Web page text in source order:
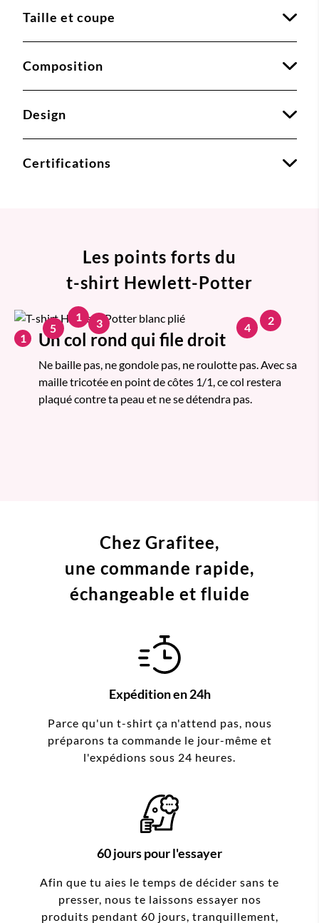
Taille et coupe
Composition
Design
Certifications
Les points forts du
t-shirt Hewlett-Potter
1 Un col rond qui file droit
Ne baille pas, ne gondole pas, ne roulotte pas. Avec sa
maille tricotée en point de côtes 1/1, ce col restera
plaqué contre ta peau et ne se détendra pas.
1 2
3 4
5
Chez Grafitee,
une commande rapide,
échangeable et fluide
Expédition en 24h
Parce qu'un t-shirt ça n'attend pas, nous
préparons ta commande le jour-même et
l'expédions sous 24 heures.
60 jours pour l'essayer
Afin que tu aies le temps de décider sans te
presser, nous te laissons essayer nos
produits pendant 60 jours, tranquillement,